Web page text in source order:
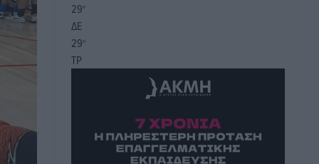
29°
ΔΕ
29°
ΤΡ